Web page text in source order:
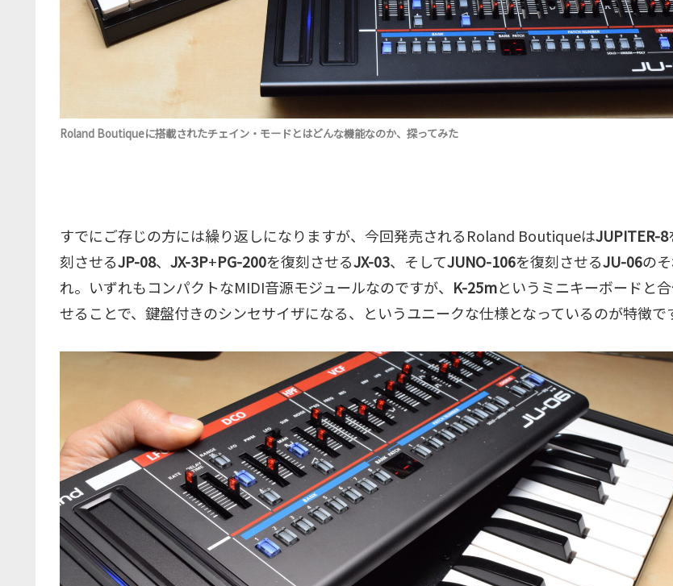
Roland Boutiqueに搭載されたチェイン・モードとはどんな機能なのか、探ってみた
すでにご存じの方には繰り返しになりますが、今回発売されるRoland BoutiqueはJUPITER-8
刻させるJP-08、 JX-3P+PG-200を復刻させるJX-03、そしてJUNO-106を復刻させるJU-06の
れ。いずれもコンパクトなMIDI音源モジュールなのですが、 K-25mというミニキーボードと
せることで、鍵盤付きのシンセサイザになる、というユニークな仕様となっているのが特徴で